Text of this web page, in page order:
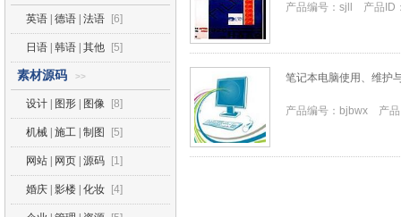
英语 | 德语 | 法语 [6]
日语 | 韩语 | 其他 [5]
素材源码 >>
设计 | 图形 | 图像 [8]
机械 | 施工 | 制图 [5]
网站 | 网页 | 源码 [1]
婚庆 | 影楼 | 化妆 [4]
产品编号：sjll 产品ID
笔记本电脑使用、维护
产品编号：bjbwx 产